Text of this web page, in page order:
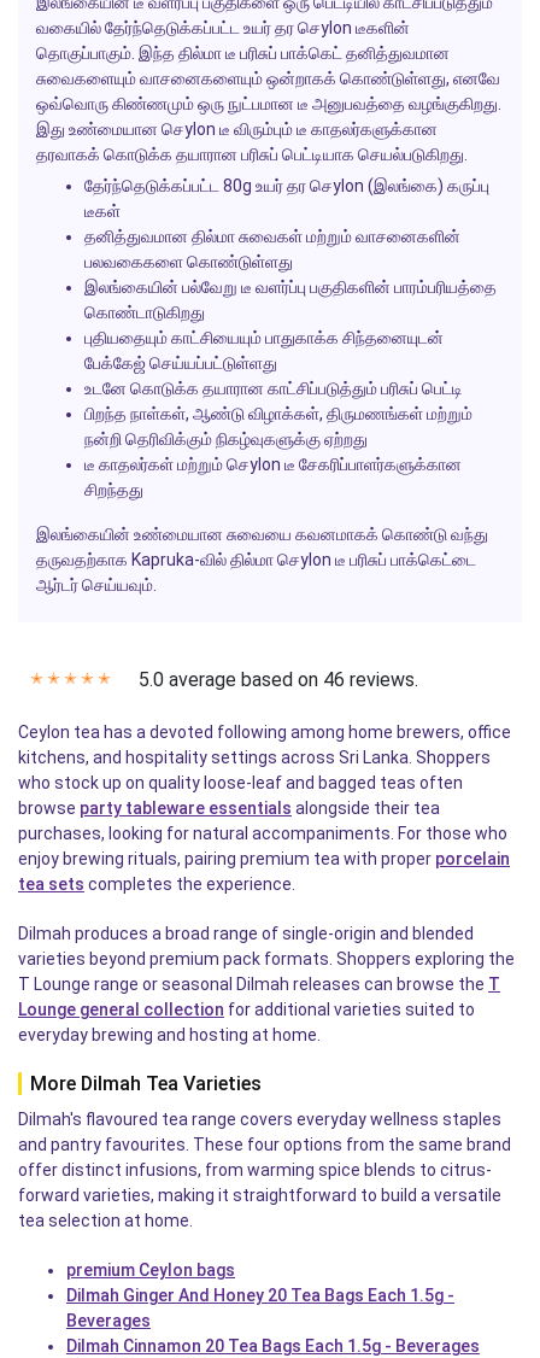
வகையில் தேர்ந்தெடுக்கப்பட்ட உயர் தர செylon டீகளின்
தொகுப்பாகும். இந்த தில்மா டீ பரிசுப் பாக்கெட் தனித்துவமான
சுவைகளையும் வாசனைகளையும் ஒன்றாகக் கொண்டுள்ளது, எனவே
ஒவ்வொரு கிண்ணமும் ஒரு நுட்பமான டீ அனுபவத்தை வழங்குகிறது.
இது உண்மையான செylon டீ விரும்பும் டீ காதலர்களுக்கான
தரவாகக் கொடுக்க தயாரான பரிசுப் பெட்டியாக செயல்படுகிறது.
தேர்ந்தெடுக்கப்பட்ட 80g உயர் தர செylon (இலங்கை) கருப்பு
டீகள்
தனித்துவமான தில்மா சுவைகள் மற்றும் வாசனைகளின்
பலவகைகளை கொண்டுள்ளது
இலங்கையின் பல்வேறு டீ வளர்ப்பு பகுதிகளின் பாரம்பரியத்தை
கொண்டாடுகிறது
புதியதையும் காட்சியையும் பாதுகாக்க சிந்தனையுடன்
பேக்கேஜ் செய்யப்பட்டுள்ளது
உடனே கொடுக்க தயாரான காட்சிப்படுத்தும் பரிசுப் பெட்டி
பிறந்த நாள்கள், ஆண்டு விழாக்கள், திருமணங்கள் மற்றும்
நன்றி தெரிவிக்கும் நிகழ்வுகளுக்கு ஏற்றது
டீ காதலர்கள் மற்றும் செylon டீ சேகரிப்பாளர்களுக்கான
சிறந்தது
இலங்கையின் உண்மையான சுவையை கவனமாகக் கொண்டு வந்து
தருவதற்காக Kapruka-வில் தில்மா செylon டீ பரிசுப் பாக்கெட்டை
ஆர்டர் செய்யவும்.
✭ ✭ ✭ ✭ ✭ 5.0 average based on 46 reviews.
Ceylon tea has a devoted following among home brewers, office
kitchens, and hospitality settings across Sri Lanka. Shoppers
who stock up on quality loose-leaf and bagged teas often
browse party tableware essentials alongside their tea
purchases, looking for natural accompaniments. For those who
enjoy brewing rituals, pairing premium tea with proper porcelain
tea sets completes the experience.
Dilmah produces a broad range of single-origin and blended
varieties beyond premium pack formats. Shoppers exploring the
T Lounge range or seasonal Dilmah releases can browse the T
Lounge general collection for additional varieties suited to
everyday brewing and hosting at home.
More Dilmah Tea Varieties
Dilmah's flavoured tea range covers everyday wellness staples
and pantry favourites. These four options from the same brand
offer distinct infusions, from warming spice blends to citrus-
forward varieties, making it straightforward to build a versatile
tea selection at home.
premium Ceylon bags
Dilmah Ginger And Honey 20 Tea Bags Each 1.5g -
Beverages
Dilmah Cinnamon 20 Tea Bags Each 1.5g - Beverages